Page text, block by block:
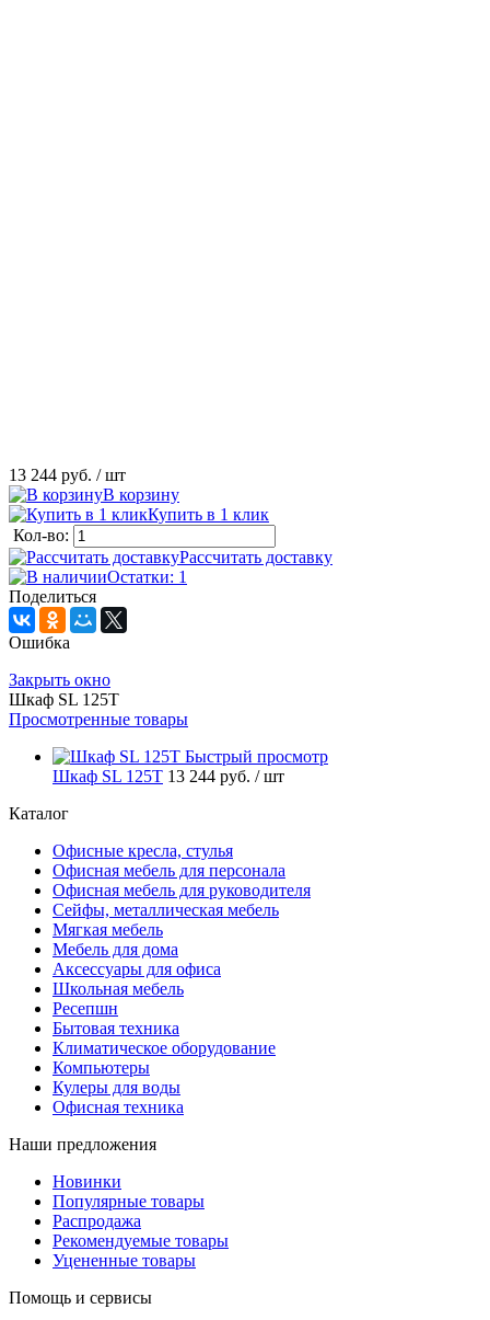
13 244 руб. / шт
В корзину
Купить в 1 клик
Кол-во:
Рассчитать доставку
Остатки: 1
Поделиться
Ошибка
Закрыть окно
Шкаф SL 125T
Просмотренные товары
Быстрый просмотр
Шкаф SL 125T 13 244 руб. / шт
Каталог
Офисные кресла, стулья
Офисная мебель для персонала
Офисная мебель для руководителя
Сейфы, металлическая мебель
Мягкая мебель
Мебель для дома
Аксессуары для офиса
Школьная мебель
Ресепшн
Бытовая техника
Климатическое оборудование
Компьютеры
Кулеры для воды
Офисная техника
Наши предложения
Новинки
Популярные товары
Распродажа
Рекомендуемые товары
Уцененные товары
Помощь и сервисы